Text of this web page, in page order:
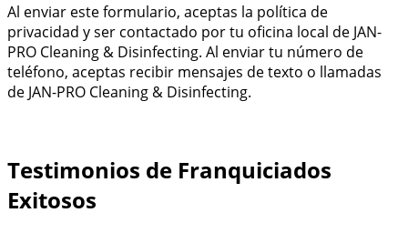
Al enviar este formulario, aceptas la política de
privacidad y ser contactado por tu oficina local de JAN-
PRO Cleaning & Disinfecting. Al enviar tu número de
teléfono, aceptas recibir mensajes de texto o llamadas
de JAN-PRO Cleaning & Disinfecting.
Testimonios de Franquiciados
Exitosos